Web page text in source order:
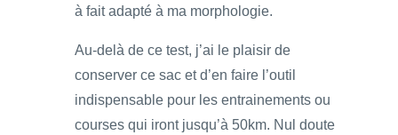
à fait adapté à ma morphologie.
Au-delà de ce test, j’ai le plaisir de
conserver ce sac et d’en faire l’outil
indispensable pour les entrainements ou
courses qui iront jusqu’à 50km. Nul doute